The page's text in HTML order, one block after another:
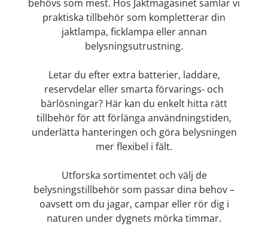
behövs som mest. Hos Jaktmagasinet samlar vi
praktiska tillbehör som kompletterar din
jaktlampa, ficklampa eller annan
belysningsutrustning.
Letar du efter extra batterier, laddare,
reservdelar eller smarta förvarings- och
bärlösningar? Här kan du enkelt hitta rätt
tillbehör för att förlänga användningstiden,
underlätta hanteringen och göra belysningen
mer flexibel i fält.
Utforska sortimentet och välj de
belysningstillbehör som passar dina behov –
oavsett om du jagar, campar eller rör dig i
naturen under dygnets mörka timmar.